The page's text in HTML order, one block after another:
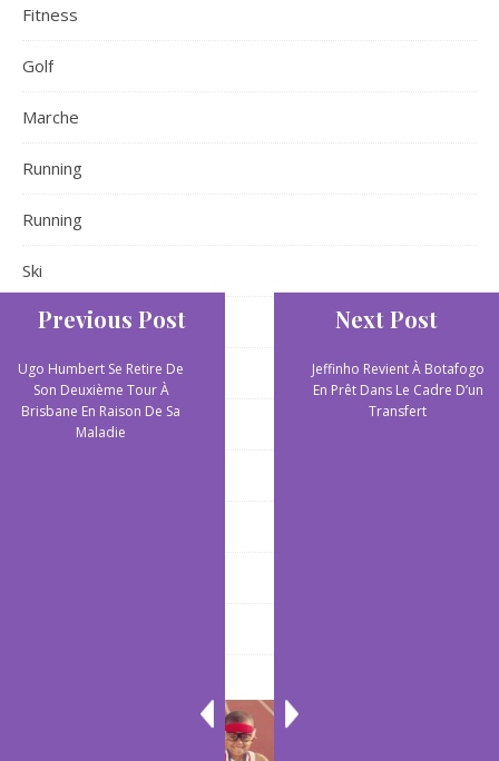
Fitness
Golf
Marche
Running
Running
Ski
Ski
Sports aquatiques
Sports aquatiques
Previous Post
Ugo Humbert Se Retire De
Son Deuxième Tour À
Brisbane En Raison De Sa
Maladie
Next Post
Jeffinho Revient À Botafogo
En Prêt Dans Le Cadre D’un
Transfert